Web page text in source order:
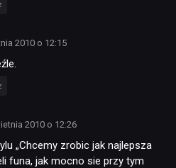
2010 o 12:15
2010 o 12:26
„Chcemy zrobic jak najlepsza
funa, jak mocno sie przy tym